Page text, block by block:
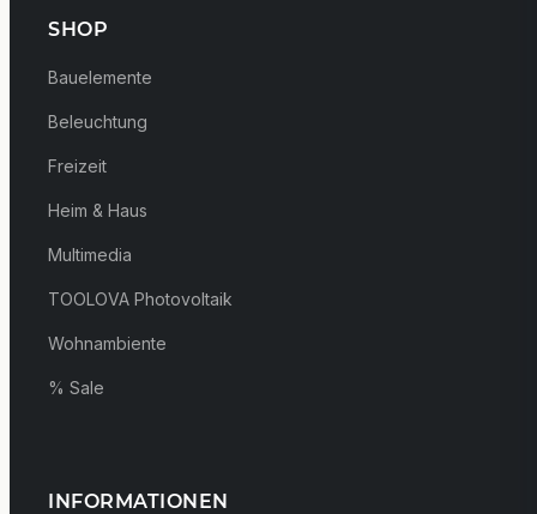
SHOP
Bauelemente
Beleuchtung
Freizeit
Heim & Haus
Multimedia
TOOLOVA Photovoltaik
Wohnambiente
% Sale
INFORMATIONEN